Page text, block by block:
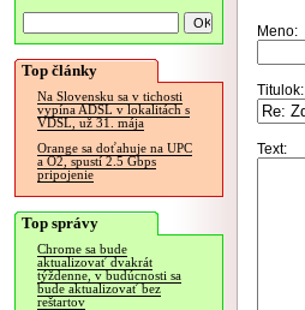
Top články
Na Slovensku sa v tichosti
vypína ADSL v lokalitách s
VDSL, už 31. mája
Orange sa doťahuje na UPC
a O2, spustí 2.5 Gbps
pripojenie
Top správy
Chrome sa bude
aktualizovať dvakrát
týždenne, v budúcnosti sa
bude aktualizovať bez
reštartov
Meno:
Titulok:
Text: